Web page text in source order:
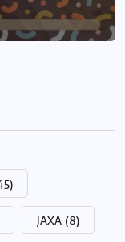
JAXA (8)